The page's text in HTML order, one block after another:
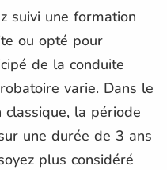
suivi une formation
ou opté pour
de la conduite
varie. Dans le
la période
une durée de 3 ans
plus considéré